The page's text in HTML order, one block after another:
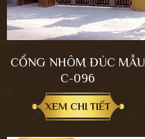
CỔNG NHÔM ĐÚC MẪU
C-096
XEM CHI TIẾT